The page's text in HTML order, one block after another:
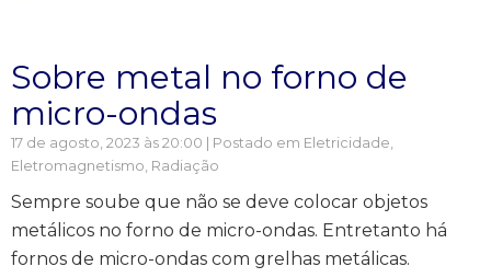
Sobre metal no forno de
micro-ondas
17 de agosto, 2023 às 20:00 | Postado em Eletricidade,
Eletromagnetismo, Radiação
Sempre soube que não se deve colocar objetos
metálicos no forno de micro-ondas. Entretanto há
fornos de micro-ondas com grelhas metálicas.